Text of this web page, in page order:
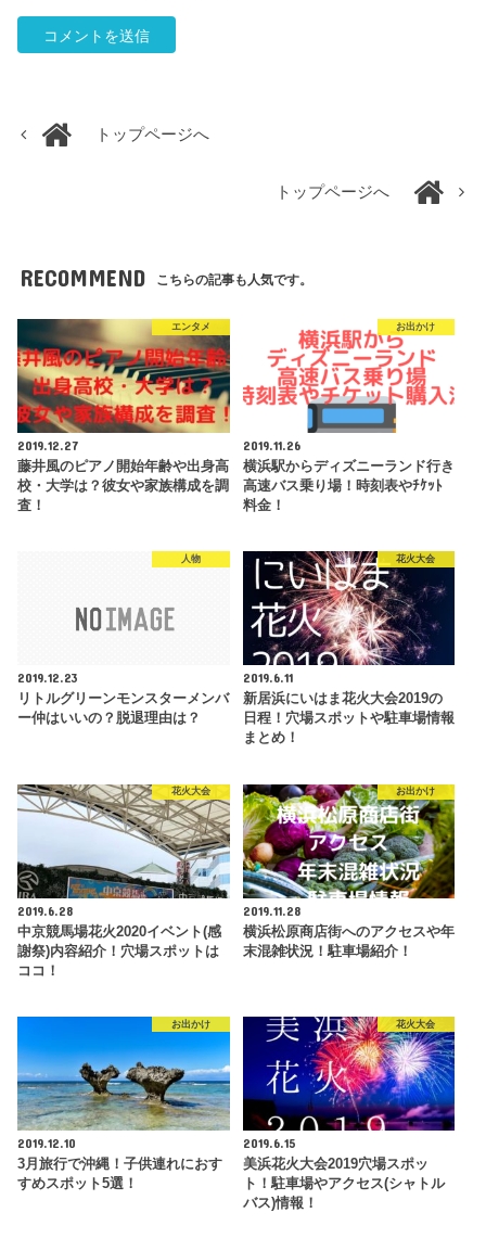
トップページへ
トップページへ
RECOMMEND こちらの記事も人気です。
エンタメ
2019.12.27
藤井風のピアノ開始年齢や出身高
校・大学は？彼女や家族構成を調
査！
お出かけ
2019.11.26
横浜駅からディズニーランド行き
高速バス乗り場！時刻表やﾁｹｯﾄ
料金！
人物
2019.12.23
リトルグリーンモンスターメンバ
ー仲はいいの？脱退理由は？
花火大会
2019.6.11
新居浜にいはま花火大会2019の
日程！穴場スポットや駐車場情報
まとめ！
花火大会
2019.6.28
中京競馬場花火2020イベント(感
謝祭)内容紹介！穴場スポットは
ココ！
お出かけ
2019.11.28
横浜松原商店街へのアクセスや年
末混雑状況！駐車場紹介！
お出かけ
2019.12.10
3月旅行で沖縄！子供連れにおす
すめスポット5選！
花火大会
2019.6.15
美浜花火大会2019穴場スポッ
ト！駐車場やアクセス(シャトル
バス)情報！